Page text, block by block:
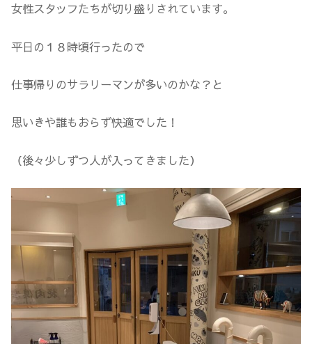
女性スタッフたちが切り盛りされています。
平日の１８時頃行ったので
仕事帰りのサラリーマンが多いのかな？と
思いきや誰もおらず快適でした！
（後々少しずつ人が入ってきました）